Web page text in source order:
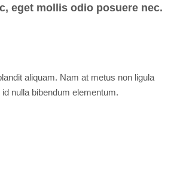
eget mollis odio posuere nec.
aliquam. Nam at metus non ligula
nulla bibendum elementum.